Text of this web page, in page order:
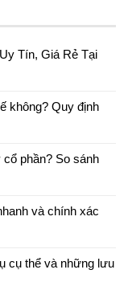
Tín, Giá Rẻ Tại
không? Quy định
phần? So sánh
và chính xác
cụ thể và những lưu